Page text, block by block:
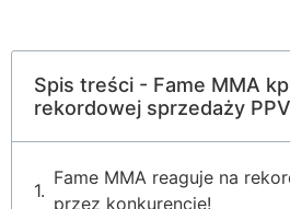
Spis treści - Fame MMA
rekordowej sprzedaży
Fame MMA reaguje na
przez konkurencję!